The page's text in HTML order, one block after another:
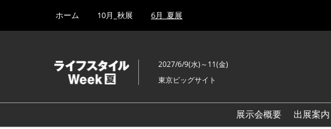
キ
し
to
ホーム 10月_秋展 6月_夏展
2027/6/9(水)～11(金)
東京ビッグサイト
展示会概要
出展案内